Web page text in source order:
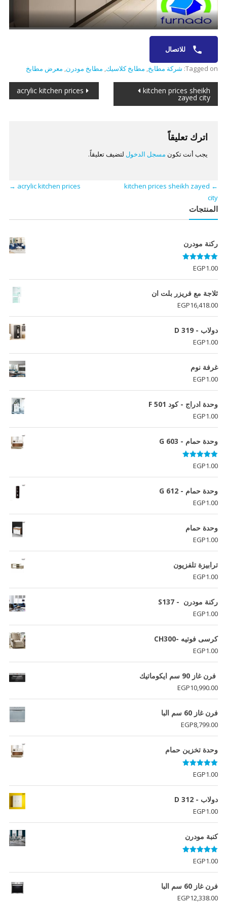
للاتصال
Tagged on: شركة مطابخ, مطابخ كلاسيك, مطابخ مودرن, معرض مطابخ
تصفّح
المقالات
kitchen prices sheikh
zayed city
acrylic kitchen prices
اترك تعليقاً
يجب أنت تكون مسجل الدخول لتضيف تعليقاً.
←
kitchen prices sheikh zayed
city
acrylic kitchen prices
→
المنتجات
ركنة مودرن
تم التقييم
5.00
من 5
EGP1.00
ثلاجة مع فريزر بلت ان
EGP16,418.00
دولاب - D 319
EGP1.00
غرفة نوم
EGP1.00
وحدة ادراج - كود F 501
EGP1.00
وحدة حمام - G 603
تم التقييم
5.00
من 5
EGP1.00
وحدة حمام - G 612
EGP1.00
وحدة حمام
EGP1.00
ترابيزة تلفزيون
EGP1.00
ركنة مودرن - S137
EGP1.00
كرسى فوتيه -CH300
EGP1.00
فرن غاز 90 سم ايكوماتيك
EGP10,990.00
فرن غاز 60 سم البا
EGP8,799.00
وحدة تخزين حمام
تم التقييم
5.00
من 5
EGP1.00
دولاب - D 312
EGP1.00
كنبة مودرن
تم التقييم
5.00
من 5
EGP1.00
فرن غاز 60 سم البا
EGP12,338.00